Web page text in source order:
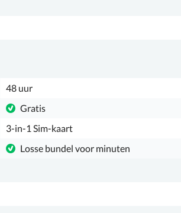
48 uur
Gratis
3-in-1 Sim-kaart
Losse bundel voor minuten